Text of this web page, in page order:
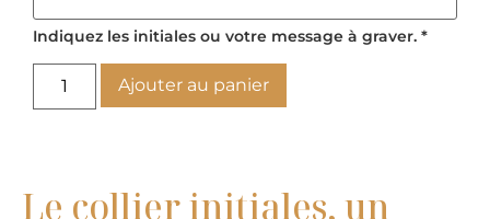
Indiquez les initiales ou votre message à graver. *
Ajouter au panier
Le collier initiales, un